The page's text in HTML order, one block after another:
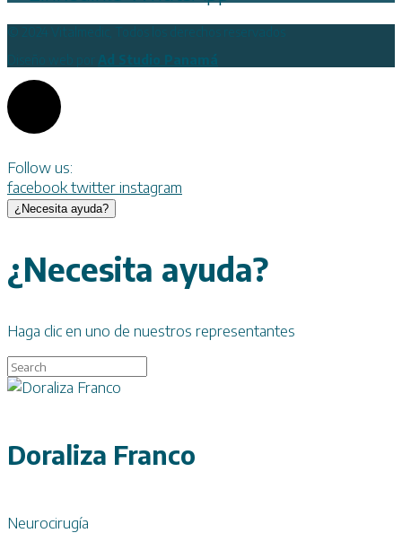
© 2024 Vitalmedic, Todos los derechos reservados
Diseño web por Ad Studio Panamá
Follow us:
facebooktwitterinstagram
¿Necesita ayuda?
¿Necesita ayuda?
Haga clic en uno de nuestros representantes
Doraliza Franco
Neurocirugía